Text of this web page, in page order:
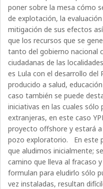
poner sobre la mesa cómo
de explotación, la
mitigación de sus efectos
que los recursos que se
tanto del gobierno nacional
ciudadanas de las
es Lula con el desarrollo del
producido a salud,
caso también se puede
iniciativas en las cuales sólo
extranjeras, en este caso
proyecto offshore y estará
pozo exploratorio. En este
que aludimos inicialmente;
camino que lleva al fracaso
formulan para eludirlo sólo
vez instaladas, resultan